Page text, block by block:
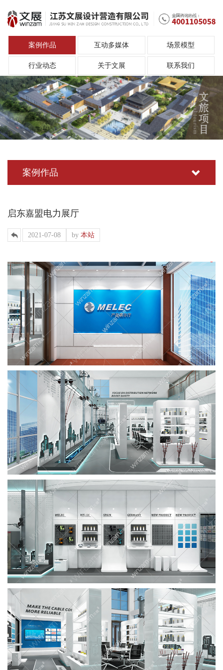
案例作品 互动多媒体 场景模型
行业动态 关于文展 联系我们
案例作品
启东嘉盟电力展厅
2021-07-08 by 本站